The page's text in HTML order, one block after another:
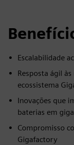
Escalabilidade
Resposta ágil
ecossistema
Inovações que
baterias em
Compromisso
Gigafactory